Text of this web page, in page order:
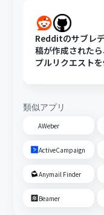
Redditのサブレ
稿が作成された
プルリクエスト
類似アプリ
AWeber
ActiveCampaign
Anymail Finder
Beamer